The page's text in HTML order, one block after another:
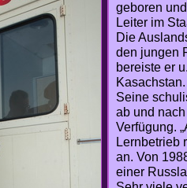
geboren
Leiter im
Die
den jungen
bereiste er
Kasachstan.
Seine
ab und
Verfügung.
Lernbetrieb
an. Von
einer